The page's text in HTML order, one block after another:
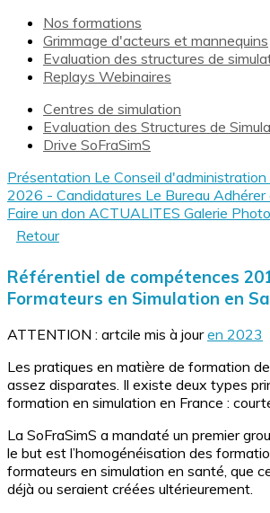
Nos formations
Grimmage d'acteurs et mannequins
Evaluation des structures de
Replays Webinaires
Centres de simulation
Evaluation des Structures de
Drive SoFraSimS
Présentation Le Conseil d'administration
2026 - Candidatures Le Bureau Adhérer
Faire un don ACTUALITES Galerie Photo
Retour
Référentiel de compétences
Formateurs en Simulation en
ATTENTION : artcile mis à jouren 2023
Les pratiques en matière de formation
assez disparates. Il existe deux types
formation en simulation en France :
La SoFraSimS a mandaté un premier
le but est l’homogénéisation des
formateurs en simulation en santé, que
déjà ou seraient créées ultérieurement.